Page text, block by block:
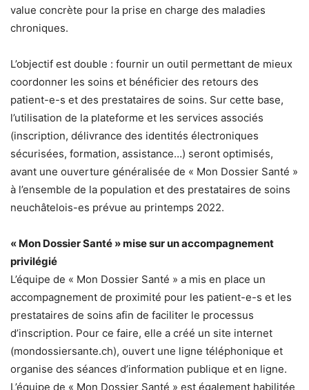
value concrète pour la prise en charge des maladies
chroniques.
L’objectif est double : fournir un outil permettant de mieux
coordonner les soins et bénéficier des retours des
patient-e-s et des prestataires de soins. Sur cette base,
l’utilisation de la plateforme et les services associés
(inscription, délivrance des identités électroniques
sécurisées, formation, assistance…) seront optimisés,
avant une ouverture généralisée de « Mon Dossier Santé »
à l’ensemble de la population et des prestataires de soins
neuchâtelois-es prévue au printemps 2022.
« Mon Dossier Santé » mise sur un accompagnement
privilégié
L’équipe de « Mon Dossier Santé » a mis en place un
accompagnement de proximité pour les patient-e-s et les
prestataires de soins afin de faciliter le processus
d’inscription. Pour ce faire, elle a créé un site internet
(mondossiersante.ch), ouvert une ligne téléphonique et
organise des séances d’information publique et en ligne.
L’équipe de « Mon Dossier Santé » est également habilitée